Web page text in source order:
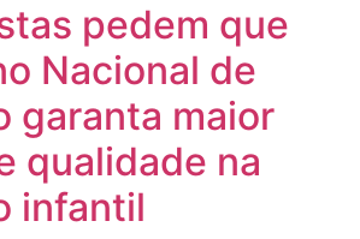
pedem que
Nacional de
garanta maior
qualidade na
infantil